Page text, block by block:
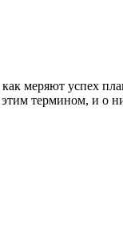
меряют успех
термином, и о